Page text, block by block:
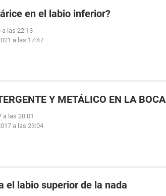
en el labio inferior?
a las 22:13
a las 17:47
Y METÁLICO EN LA BOCA
a las 20:01
a las 23:04
el labio superior de la nada